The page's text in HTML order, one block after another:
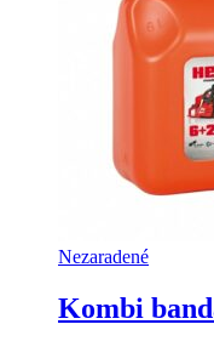
Nezaradené
Kombi